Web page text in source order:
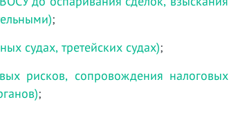
;
судах, третейских судах);
рисков, сопровождения налоговых
;